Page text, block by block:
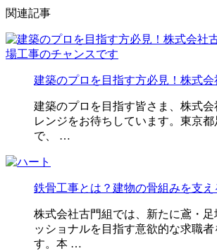
関連記事
建築のプロを目指す方必見！株式
建築のプロを目指す皆さま、株式
レンジをお待ちしています。東京
で、 …
鉄骨工事とは？建物の骨組みを支
株式会社古門組では、新たに鳶・足
ッショナルを目指す意欲的な求職者
す。本 …